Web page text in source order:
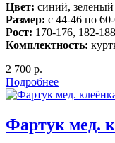
Цвет: синий, зеленый
Размер: с 44-46 по
Рост: 170-176, 182-188
Комплектность:
2 700 р.
Подробнее
Фартук мед.